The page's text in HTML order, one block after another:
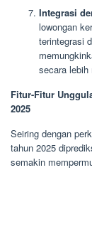
Integrasi
lowongan
terintegrasi
secara lebih
Fitur-Fitur
2025
Seiring dengan
tahun 2025
semakin